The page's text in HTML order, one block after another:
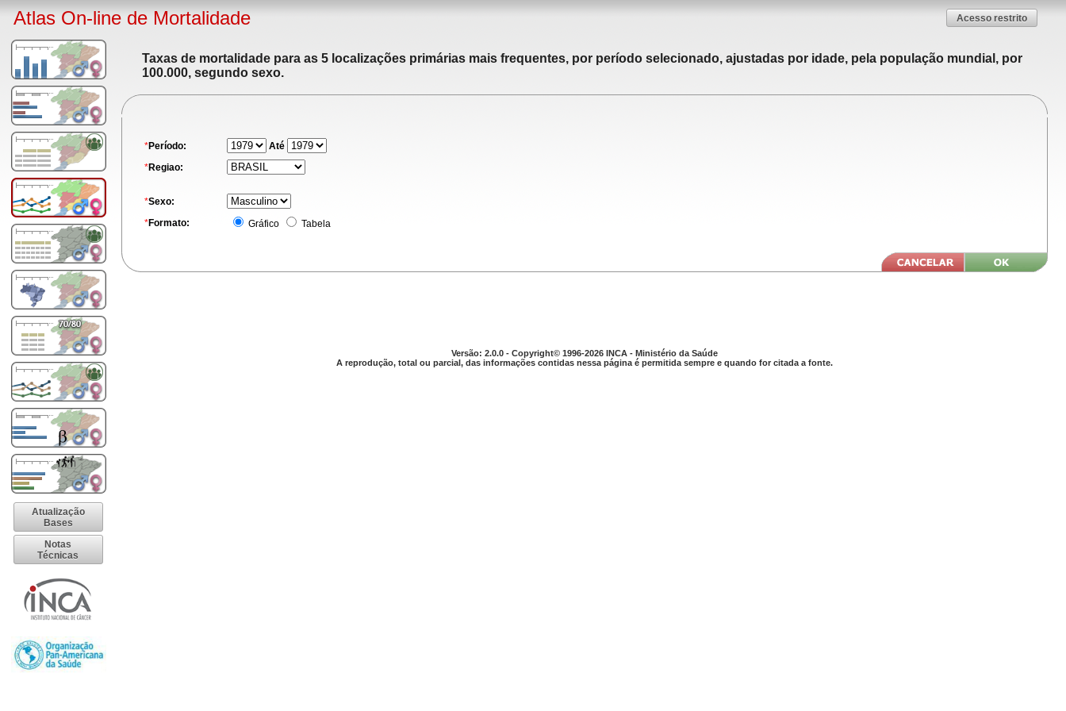
Atlas On-line de Mortalidade Acesso restrito
Atualização
Bases
Notas
Técnicas
Taxas de mortalidade para as 5 localizações primárias mais frequentes, por período selecionado, ajustadas por idade, pela população mundial, por
100.000, segundo sexo.
*Período:
Até
*Regiao:
*Sexo:
*Formato: Gráfico Tabela
Versão: 2.0.0 - Copyright© 1996-2026 INCA - Ministério da Saúde
A reprodução, total ou parcial, das informações contidas nessa página é permitida sempre e quando for citada a fonte.